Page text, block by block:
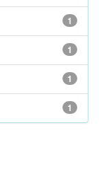
1
1
1
1